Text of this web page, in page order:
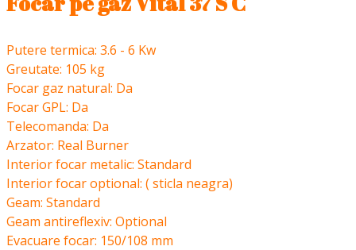
Putere termica: 3.6 - 6 Kw
Greutate: 105 kg
Focar gaz natural: Da
Focar GPL: Da
Telecomanda: Da
Arzator: Real Burner
Interior focar metalic: Standard
Interior focar optional: ( sticla neagra)
Geam: Standard
Geam antireflexiv: Optional
Evacuare focar: 150/108 mm